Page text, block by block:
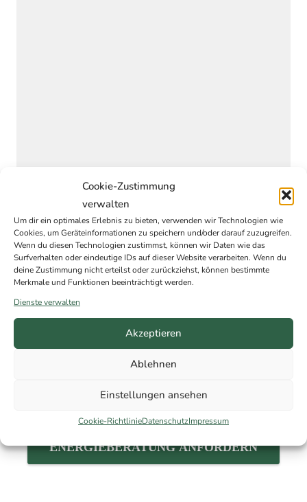
Cookie-Zustimmung
verwalten
Um dir ein optimales Erlebnis zu bieten, verwenden wir Technologien wie
Cookies, um Geräteinformationen zu speichern und/oder darauf zuzugreifen.
Wenn du diesen Technologien zustimmst, können wir Daten wie das
Surfverhalten oder eindeutige IDs auf dieser Website verarbeiten. Wenn du
deine Zustimmung nicht erteilst oder zurückziehst, können bestimmte
Merkmale und Funktionen beeinträchtigt werden.
Dienste verwalten
Akzeptieren
Ablehnen
Einstellungen ansehen
Cookie-RichtlinieDatenschutzImpressum
ENERGIEBERATUNG ANFORDERN